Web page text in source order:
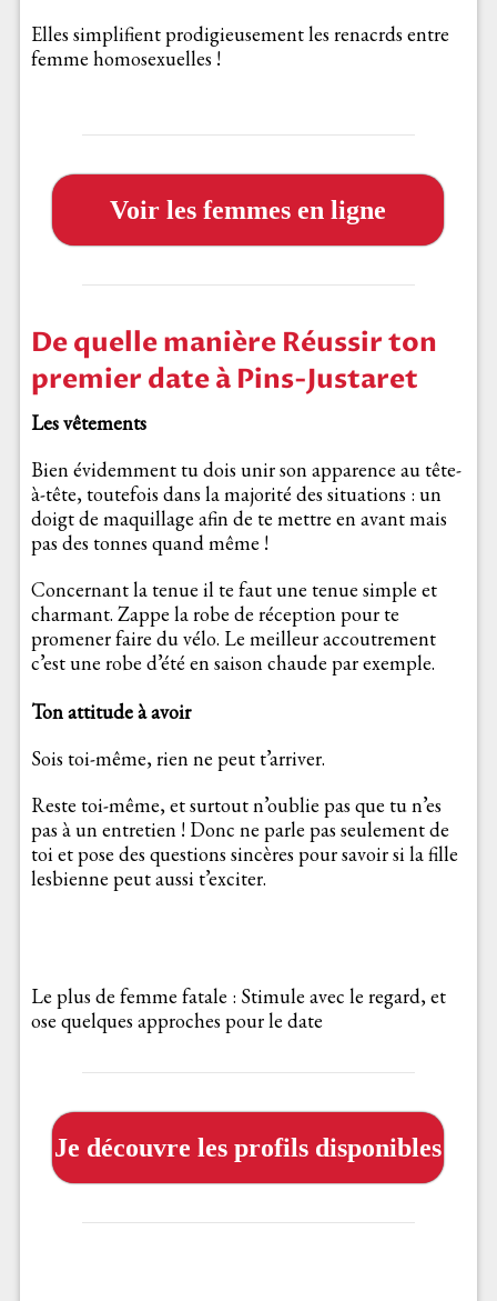
Elles simplifient prodigieusement les renacrds entre
femme homosexuelles !
Voir les femmes en ligne
De quelle manière Réussir ton
premier date à Pins-Justaret
Les vêtements
Bien évidemment tu dois unir son apparence au tête-
à-tête, toutefois dans la majorité des situations : un
doigt de maquillage afin de te mettre en avant mais
pas des tonnes quand même !
Concernant la tenue il te faut une tenue simple et
charmant. Zappe la robe de réception pour te
promener faire du vélo. Le meilleur accoutrement
c’est une robe d’été en saison chaude par exemple.
Ton attitude à avoir
Sois toi-même, rien ne peut t’arriver.
Reste toi-même, et surtout n’oublie pas que tu n’es
pas à un entretien ! Donc ne parle pas seulement de
toi et pose des questions sincères pour savoir si la fille
lesbienne peut aussi t’exciter.
Le plus de femme fatale : Stimule avec le regard, et
ose quelques approches pour le date
Je découvre les profils disponibles